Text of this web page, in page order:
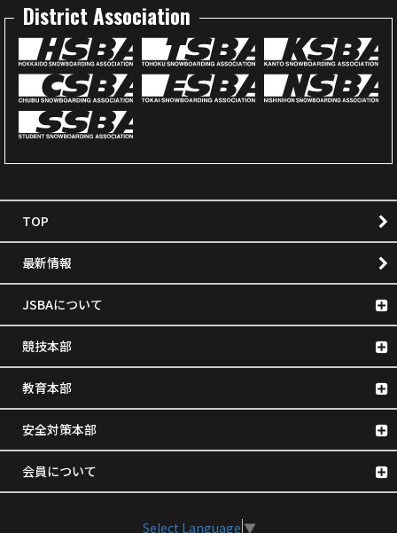
District Association
TOP
最新情報
JSBAについて
競技本部
教育本部
安全対策本部
会員について
Select Language ▼